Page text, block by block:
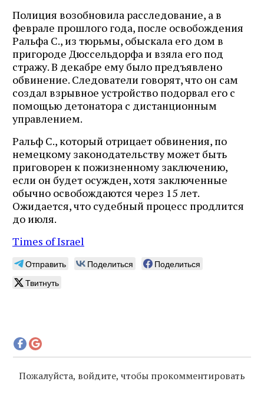
Полиция возобновила расследование, а в
феврале прошлого года, после освобождения
Ральфа С., из тюрьмы, обыскала его дом в
пригороде Дюссельдорфа и взяла его под
стражу. В декабре ему было предъявлено
обвинение. Следователи говорят, что он сам
создал взрывное устройство подорвал его с
помощью детонатора с дистанционным
управлением.
Ральф С., который отрицает обвинения, по
немецкому законодательству может быть
приговорен к пожизненному заключению,
если он будет осужден, хотя заключенные
обычно освобождаются через 15 лет.
Ожидается, что судебный процесс продлится
до июля.
Times of Israel
Отправить Поделиться
Поделиться
Твитнуть
Пожалуйста, войдите, чтобы прокомментировать